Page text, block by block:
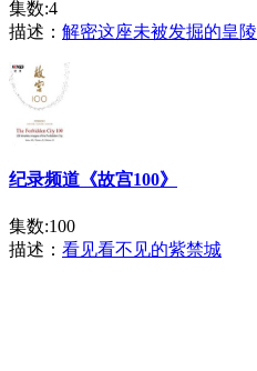
集数:4
描述： 解密这座未被发掘的皇陵
纪录频道《故宫100》
集数:100
描述： 看见看不见的紫禁城